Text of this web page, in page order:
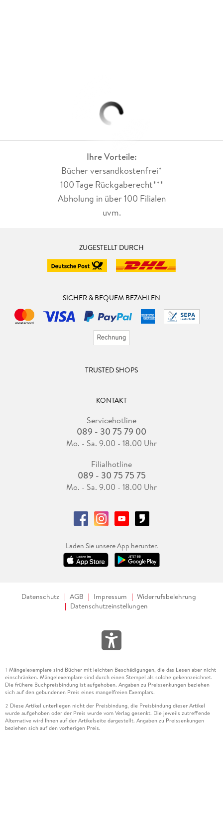
Ihre Vorteile:
Bücher versandkostenfrei*
100 Tage Rückgaberecht***
Abholung in über 100 Filialen
uvm.
ZUGESTELLT DURCH
SICHER & BEQUEM BEZAHLEN
TRUSTED SHOPS
KONTAKT
Servicehotline
089 - 30 75 79 00
Mo. - Sa. 9.00 - 18.00 Uhr
Filialhotline
089 - 30 75 75 75
Mo. - Sa. 9.00 - 18.00 Uhr
Laden Sie unsere App herunter.
Datenschutz AGB Impressum
Widerrufsbelehrung
Datenschutzeinstellungen
1 Mängelexemplare sind Bücher mit leichten Beschädigungen, die das Lesen aber nicht
einschränken. Mängelexemplare sind durch einen Stempel als solche gekennzeichnet.
Die frühere Buchpreisbindung ist aufgehoben. Angaben zu Preissenkungen beziehen
sich auf den gebundenen Preis eines mangelfreien Exemplars.
2 Diese Artikel unterliegen nicht der Preisbindung, die Preisbindung dieser Artikel
wurde aufgehoben oder der Preis wurde vom Verlag gesenkt. Die jeweils zutreffende
Alternative wird Ihnen auf der Artikelseite dargestellt. Angaben zu Preissenkungen
beziehen sich auf den vorherigen Preis.